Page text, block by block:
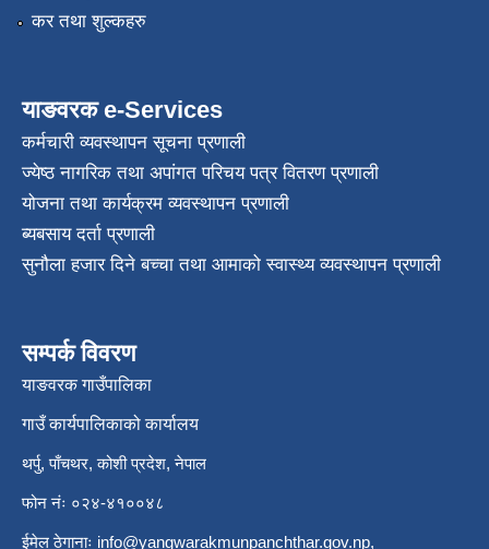
कर तथा शुल्कहरु
याङवरक e-Services
कर्मचारी व्यवस्थापन सूचना प्रणाली
ज्येष्ठ नागरिक तथा अपांगत परिचय पत्र वितरण प्रणाली
योजना तथा कार्यक्रम व्यवस्थापन प्रणाली
ब्यबसाय दर्ता प्रणाली
सुनौला हजार दिने बच्चा तथा आमाको स्वास्थ्य व्यवस्थापन प्रणाली
सम्पर्क विवरण
याङवरक गाउँपालिका
गाउँ कार्यपालिकाको कार्यालय
थर्पु, पाँचथर, कोशी प्रदेश, नेपाल
फोन नंः ०२४-४१००४८
ईमेल ठेगानाः info@yangwarakmunpanchthar.gov.np,